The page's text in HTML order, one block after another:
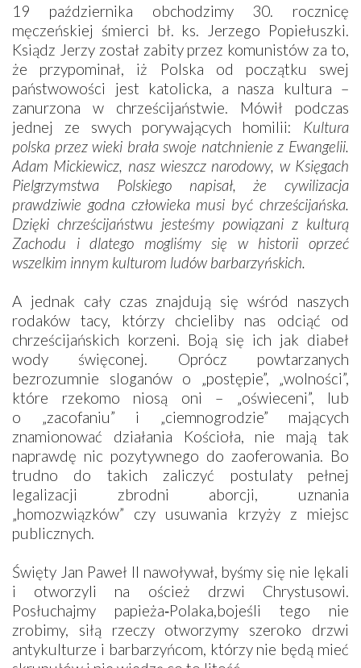
19 października obchodzimy 30. rocznicę
męczeńskiej śmierci bł. ks. Jerzego Popiełuszki.
Ksiądz Jerzy został zabity przez komunistów za to,
że przypominał, iż Polska od początku swej
państwowości jest katolicka, a nasza kultura –
zanurzona w chrześcijaństwie. Mówił podczas
jednej ze swych porywających homilii: Kultura
polska przez wieki brała swoje natchnienie z Ewangelii.
Adam Mickiewicz, nasz wieszcz narodowy, w Księgach
Pielgrzymstwa Polskiego napisał, że cywilizacja
prawdziwie godna człowieka musi być chrześcijańska.
Dzięki chrześcijaństwu jesteśmy powiązani z kulturą
Zachodu i dlatego mogliśmy się w historii oprzeć
wszelkim innym kulturom ludów barbarzyńskich.
A jednak cały czas znajdują się wśród naszych
rodaków tacy, którzy chcieliby nas odciąć od
chrześcijańskich korzeni. Boją się ich jak diabeł
wody święconej. Oprócz powtarzanych
bezrozumnie sloganów o „postępie”, „wolności”,
które rzekomo niosą oni – „oświeceni”, lub
o „zacofaniu” i „ciemnogrodzie” mających
znamionować działania Kościoła, nie mają tak
naprawdę nic pozytywnego do zaoferowania. Bo
trudno do takich zaliczyć postulaty pełnej
legalizacji zbrodni aborcji, uznania
„homozwiązków” czy usuwania krzyży z miejsc
publicznych.
Święty Jan Paweł II nawoływał, byśmy się nie lękali
i otworzyli na oścież drzwi Chrystusowi.
Posłuchajmy papieża‑Polaka,bojeśli tego nie
zrobimy, siłą rzeczy otworzymy szeroko drzwi
antykulturze i barbarzyńcom, którzy nie będą mieć